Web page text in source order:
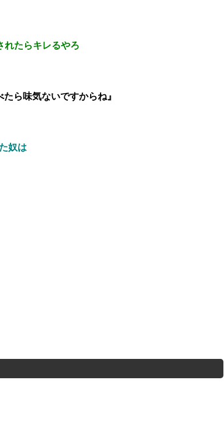
れたらキレるやろ
ら味気ないですからね』
奴は